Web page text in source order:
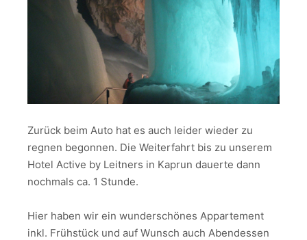
Zurück beim Auto hat es auch leider wieder zu
regnen begonnen. Die Weiterfahrt bis zu unserem
Hotel Active by Leitners in Kaprun dauerte dann
nochmals ca. 1 Stunde.
Hier haben wir ein wunderschönes Appartement
inkl. Frühstück und auf Wunsch auch Abendessen